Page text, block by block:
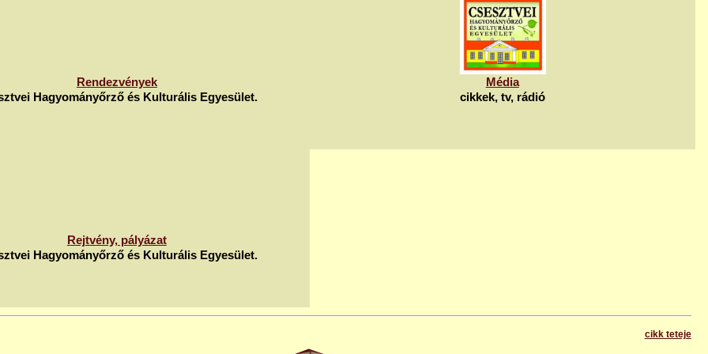
Rendezvények
Hagyományőrző és Kulturális Egyesület.
Média
cikkek, tv, rádió
Rejtvény, pályázat
Hagyományőrző és Kulturális Egyesület.
cikk teteje